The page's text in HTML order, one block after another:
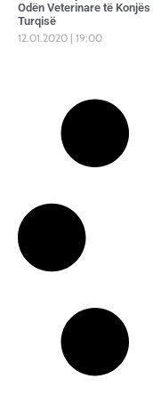
Odën Veterinare të Konjës
Turqisë
12.01.2020 19:00